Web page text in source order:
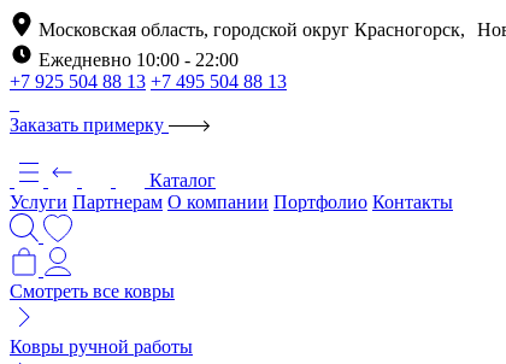
Московская область, городской округ Красногорск,
Ежедневно 10:00 - 22:00
+7 925 504 88 13 +7 495 504 88 13
Заказать примерку
Каталог
Услуги Партнерам О компании Портфолио Контакты
Смотреть все ковры
Ковры ручной работы